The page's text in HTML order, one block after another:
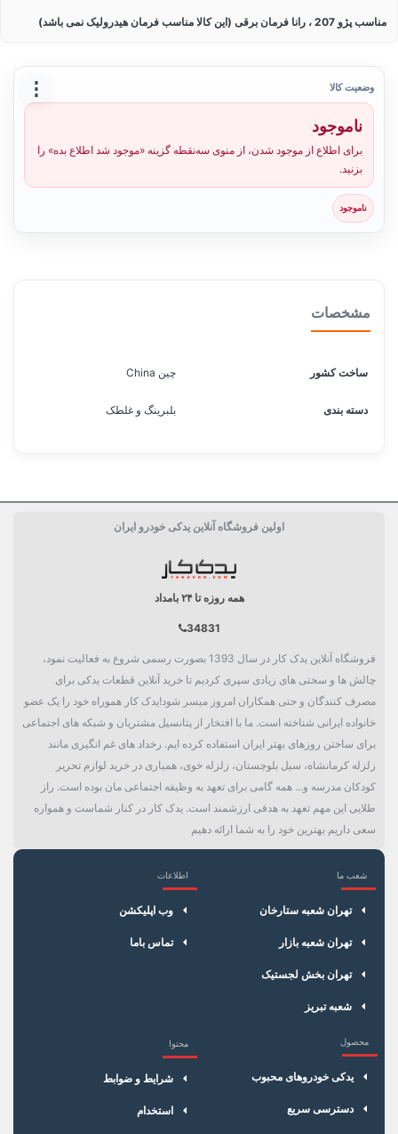
مناسب پژو 207 ، رانا فرمان برقی (این کالا مناسب فرمان هیدرولیک نمی باشد)
⋮ وضعیت کالا
ناموجود
برای اطلاع از موجود شدن، از منوی سه‌نقطه گزینه «موجود شد اطلاع بده» را
بزنید.
ناموجود
مشخصات
ساخت کشور چین China
دسته بندی بلبرینگ و غلطک
اولین فروشگاه آنلاین یدکی خودرو ایران
همه روزه تا ۲۴ بامداد
34831
فروشگاه آنلاین یدک کار در سال 1393 بصورت رسمی شروع به فعالیت نمود،
چالش ها و سختی های زیادی سپری کردیم تا خرید آنلاین قطعات یدکی برای
مصرف کنندگان و حتی همکاران امروز میسر شود!یدک کار هموراه خود را یک عضو
خانواده ایرانی شناخته است. ما با افتخار از پتانسیل مشتریان و شبکه های اجتماعی
برای ساختن روزهای بهتر ایران استفاده کرده ایم. رخداد های غم انگیزی مانند
زلزله کرمانشاه، سیل بلوچستان، زلزله خوی، همیاری در خرید لوازم تحریر
کودکان مدرسه و... همه گامی برای تعهد به وظیفه اجتماعی مان بوده است. راز
طلایی این مهم تعهد به هدفی ارزشمند است. یدک کار در کنار شماست و همواره
سعی داریم بهترین خود را به شما ارائه دهیم
شعب ما
تهران شعبه ستارخان
تهران شعبه بازار
تهران بخش لجستیک
شعبه تبریز
اطلاعات
وب اپلیکشن
تماس باما
محصول
یدکی خودروهای محبوب
دسترسی سریع
محتوا
شرایط و ضوابط
استخدام
×